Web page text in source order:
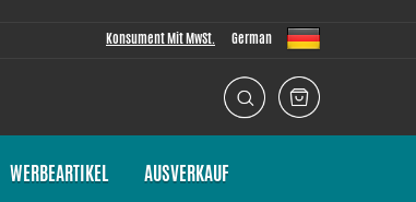
Konsument Mit MwSt. German
WERBEARTIKEL AUSVERKAUF